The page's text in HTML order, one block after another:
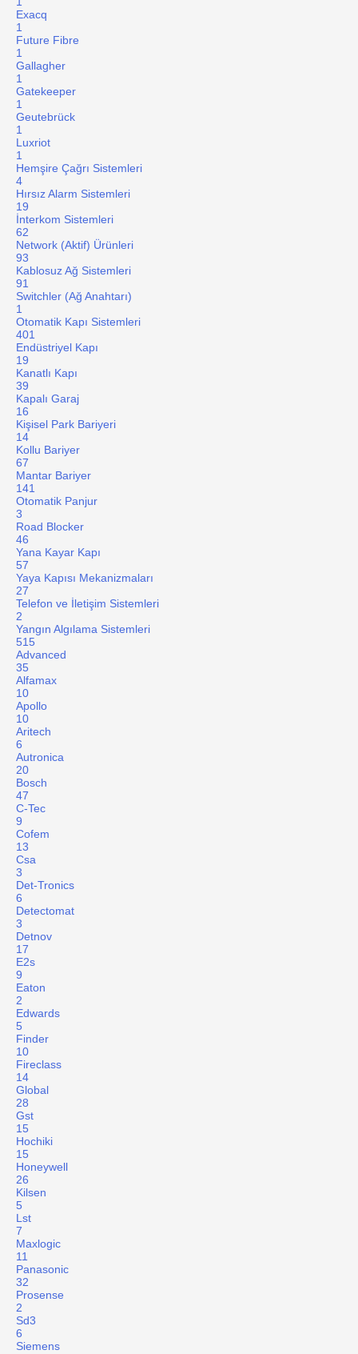
Exacq
1
Future Fibre
1
Gallagher
1
Gatekeeper
1
Geutebrück
1
Luxriot
1
Hemşire Çağrı Sistemleri
4
Hırsız Alarm Sistemleri
19
İnterkom Sistemleri
62
Network (Aktif) Ürünleri
93
Kablosuz Ağ Sistemleri
91
Switchler (Ağ Anahtarı)
1
Otomatik Kapı Sistemleri
401
Endüstriyel Kapı
19
Kanatlı Kapı
39
Kapalı Garaj
16
Kişisel Park Bariyeri
14
Kollu Bariyer
67
Mantar Bariyer
141
Otomatik Panjur
3
Road Blocker
46
Yana Kayar Kapı
57
Yaya Kapısı Mekanizmaları
27
Telefon ve İletişim Sistemleri
2
Yangın Algılama Sistemleri
515
Advanced
35
Alfamax
10
Apollo
10
Aritech
6
Autronica
20
Bosch
47
C-Tec
9
Cofem
13
Csa
3
Det-Tronics
6
Detectomat
3
Detnov
17
E2s
9
Eaton
2
Edwards
5
Finder
10
Fireclass
14
Global
28
Gst
15
Hochiki
15
Honeywell
26
Kilsen
5
Lst
7
Maxlogic
11
Panasonic
32
Prosense
2
Sd3
6
Siemens